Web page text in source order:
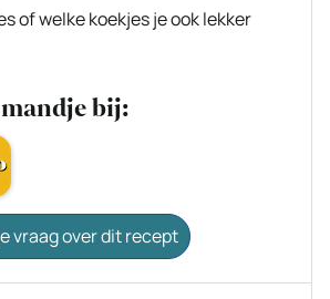
of welke koekjes je ook lekker
bij:
vraag over dit recept